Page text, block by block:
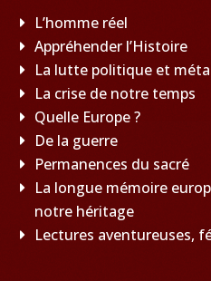
L’homme réel
Appréhender l’Histoire
La lutte politique et
La crise de notre temps
Quelle Europe ?
De la guerre
Permanences du sacré
La longue mémoire
notre héritage
Lectures aventureuses,